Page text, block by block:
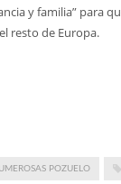
y familia” para
resto de Europa.
POZUELO